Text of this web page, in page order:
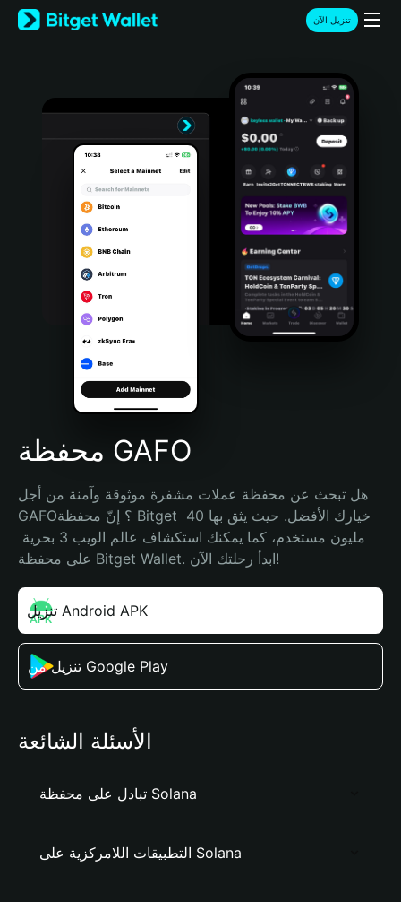
English
日本語
Türkçe
Português (Portugal)
Bahasa Indonesia
Português (Brasil)
Español (Argentina)
تنزيل الآن
محفظة GAFO
هل تبحث عن محفظة عملات مشفرة موثوقة وآمنة من أجل
GAFO؟ إنّ محفظة Bitget خيارك الأفضل. حيث يثق بها 40
على محفظة Bitget Wallet. ابدأ رحلتك الآن!
تنزيل Android APK
تنزيل من Google Play
الأسئلة الشائعة
تبادل على محفظة Solana
التطبيقات اللامركزية على Solana